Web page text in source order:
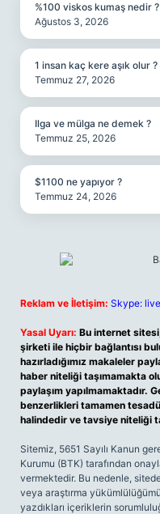
%100 viskos kumaş nedir ?
Ağustos 3, 2026
1 insan kaç kere aşık olur ?
Temmuz 27, 2026
Ilga ve mülga ne demek ?
Temmuz 25, 2026
$1100 ne yapıyor ?
Temmuz 24, 2026
Reklam ve İletişim: Skype:
Yasal Uyarı: Bu internet
şirketi ile hiçbir bağlantısı
hazırladığımız makaleler
haber niteliği taşımamakta
paylaşım yapılmamaktadır.
benzerlikleri tamamen
halindedir ve tavsiye niteliği
Sitemiz, 5651 Sayılı Kanun
Kurumu (BTK) tarafından
vermektedir. Bu nedenle,
veya araştırma
yazdıkları içeriklerin